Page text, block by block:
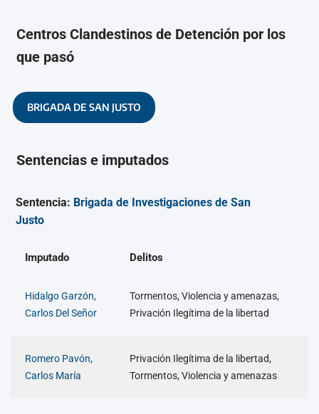
Centros Clandestinos de Detención por los
que pasó
BRIGADA DE SAN JUSTO
Sentencias e imputados
Sentencia: Brigada de Investigaciones de San
Justo
Imputado Delitos
Hidalgo Garzón,
Carlos Del Señor
Tormentos, Violencia y amenazas,
Privación Ilegítima de la libertad
Romero Pavón,
Carlos María
Privación Ilegítima de la libertad,
Tormentos, Violencia y amenazas